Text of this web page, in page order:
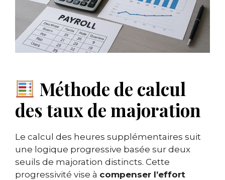
Méthode de calcul
des taux de majoration
Le calcul des heures supplémentaires suit
une logique progressive basée sur deux
seuils de majoration distincts. Cette
progressivité vise à compenser l’effort